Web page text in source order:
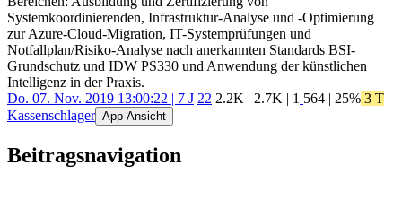
Systemkoordinierenden, Infrastruktur-Analyse und -Optimierung
zur Azure-Cloud-Migration, IT-Systemprüfungen und
Notfallplan/Risiko-Analyse nach anerkannten Standards BSI-
Grundschutz und IDW PS330 und Anwendung der künstlichen
Intelligenz in der Praxis.
Do. 07. Nov. 2019 13:00:22 | 7 J 22 2.2K | 2.7K | 1 564 | 25% 3 T
Kassenschlager App Ansicht
Beitragsnavigation